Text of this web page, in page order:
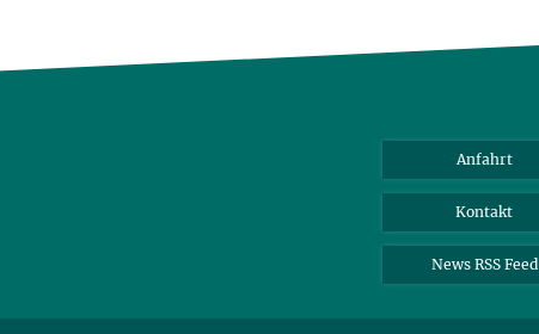
Anfahrt
Kontakt
News RSS Feed